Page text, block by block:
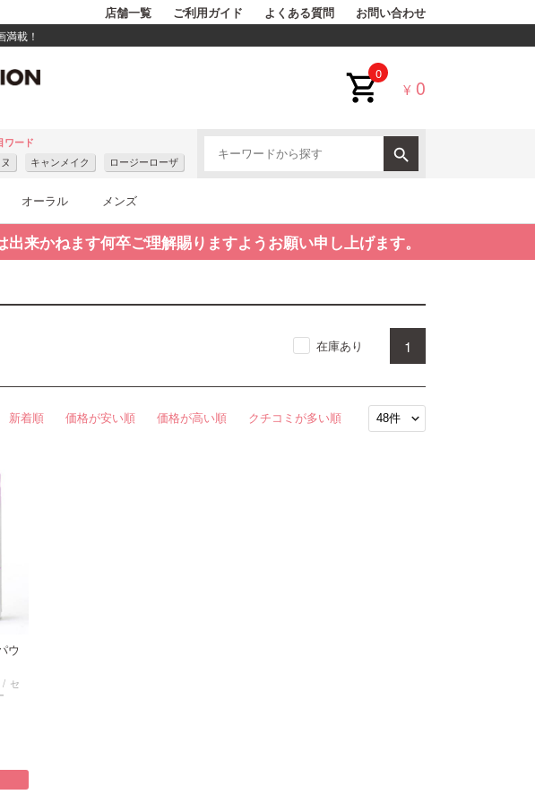
店舗一覧 ご利用ガイド よくある質問 お問い合わせ
載！
0
¥ 0
ワード
キャンメイク ロージーローザ
オーラル メンズ
来かねます何卒ご理解賜りますようお願い申し上げます。
1
在庫あり
新着順 価格が安い順 価格が高い順 クチコミが多い順
ウ
セ